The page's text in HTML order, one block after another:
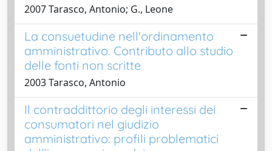
2007 Tarasco, Antonio; G., Leone
La consuetudine nell'ordinamento
amministrativo. Contributo allo studio
delle fonti non scritte
2003 Tarasco, Antonio
Il contraddittorio degli interessi dei
consumatori nel giudizio
amministrativo: profili problematici